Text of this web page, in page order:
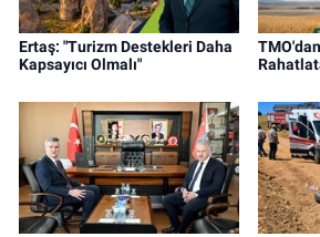
Ertaş: "Turizm Destekleri Daha
Kapsayıcı Olmalı"